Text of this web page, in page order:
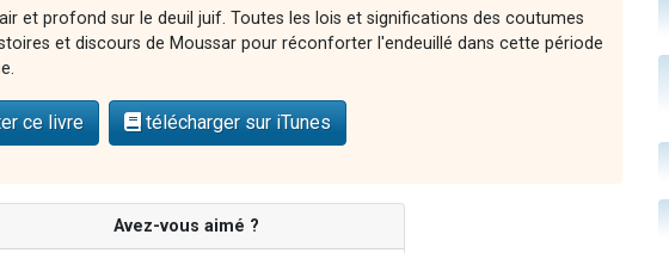
et profond sur le deuil juif. Toutes les lois et significations des coutumes
et discours de Moussar pour réconforter l'endeuillé dans cette période
ce livre télécharger sur iTunes
Avez-vous aimé ?